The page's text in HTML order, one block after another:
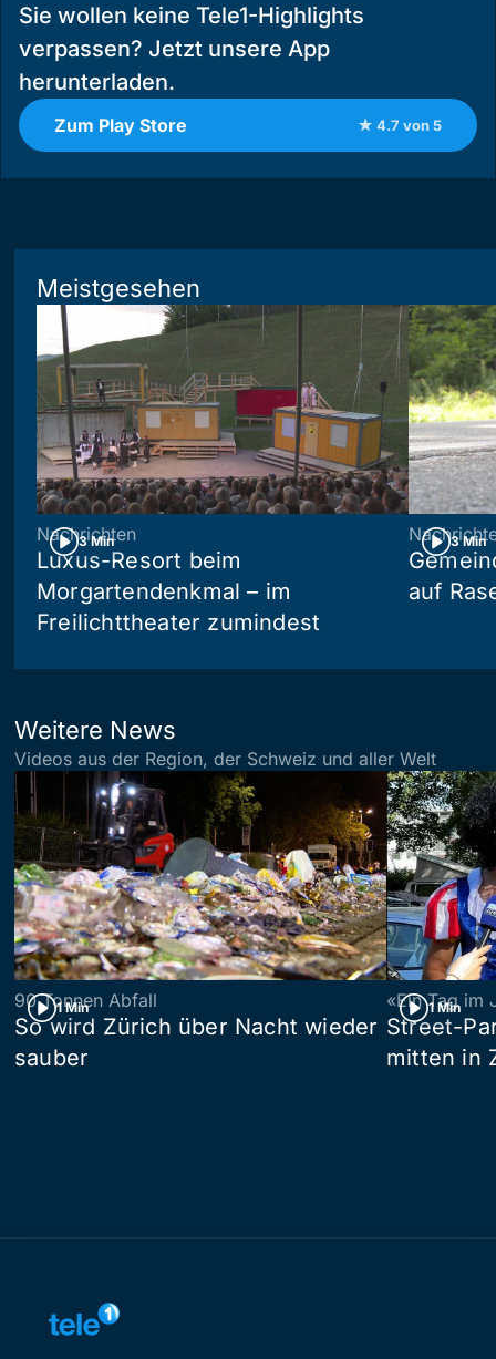
Sie wollen keine Tele1-Highlights
verpassen? Jetzt unsere App
herunterladen.
Zum Play Store ★ 4.7 von 5
Meistgesehen
3 Min
Nachrichten
Luxus-Resort beim
Morgartendenkmal – im
Freilichttheater zumindest
3 Min
auf
Weitere News
Videos aus der Region, der Schweiz und aller Welt
1 Min
90 Tonnen Abfall
So wird Zürich über Nacht wieder
sauber
1 Min
«Ein Tag im
Street-
mitten in